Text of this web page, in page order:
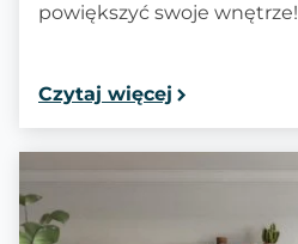
powiększyć swoje wnętrze!
Czytaj więcej